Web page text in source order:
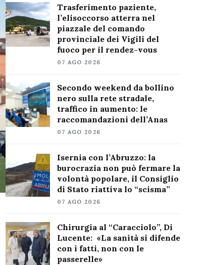
Trasferimento paziente,
l’elisoccorso atterra nel
piazzale del comando
provinciale dei Vigili del
fuoco per il rendez-vous
07 AGO 2026
Secondo weekend da bollino
nero sulla rete stradale,
traffico in aumento: le
raccomandazioni dell’Anas
07 AGO 2026
Isernia con l’Abruzzo: la
burocrazia non può fermare la
volontà popolare, il Consiglio
di Stato riattiva lo “scisma”
07 AGO 2026
Chirurgia al “Caracciolo”, Di
Lucente: «La sanità si difende
con i fatti, non con le
passerelle»